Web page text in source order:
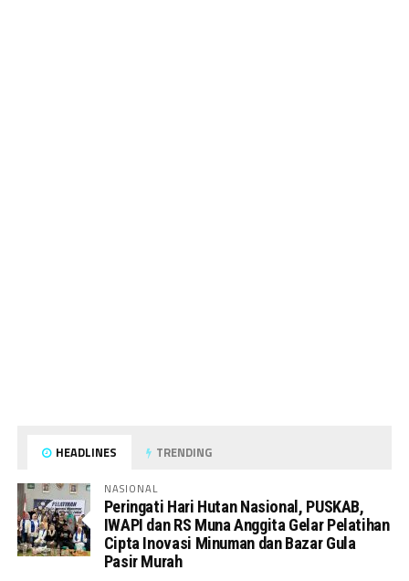
HEADLINES TRENDING
NASIONAL
Peringati Hari Hutan Nasional, PUSKAB,
IWAPI dan RS Muna Anggita Gelar Pelatihan
Cipta Inovasi Minuman dan Bazar Gula
Pasir Murah